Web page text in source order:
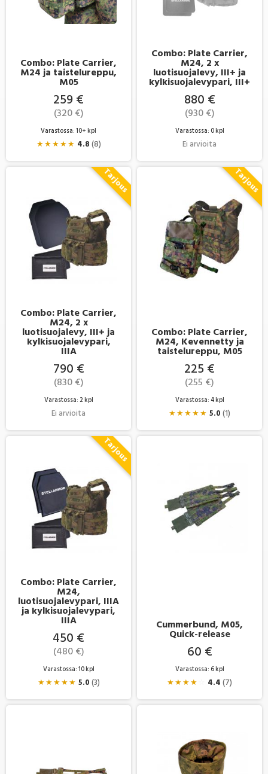
Combo: Plate Carrier,
M24 ja taistelureppu,
M05
259 €
(320 €)
Varastossa: 10+ kpl
★★★★★ 4.8(8)
Combo: Plate Carrier,
M24, 2 x
luotisuojalevy, III+ ja
kylkisuojalevypari, III+
880 €
(930 €)
Varastossa: 0 kpl
Ei arvioita
Combo: Plate Carrier,
M24, 2 x
luotisuojalevy, III+ ja
kylkisuojalevypari,
IIIA
790 €
(830 €)
Varastossa: 2 kpl
Ei arvioita
Combo: Plate Carrier,
M24, Kevennetty ja
taistelureppu, M05
225 €
(255 €)
Varastossa: 4 kpl
★★★★★ 5.0(1)
Combo: Plate Carrier,
M24,
luotisuojalevypari, IIIA
ja kylkisuojalevypari,
IIIA
450 €
(480 €)
Varastossa: 10 kpl
★★★★★ 5.0(3)
Cummerbund, M05,
Quick-release
60 €
Varastossa: 6 kpl
★★★★ 4.4(7)